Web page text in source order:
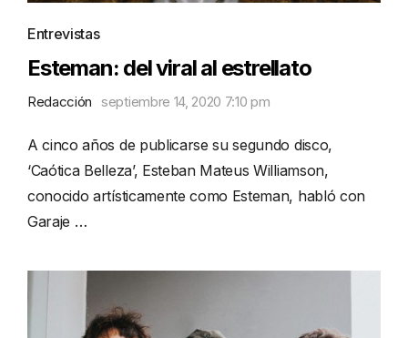
Entrevistas
Esteman: del viral al estrellato
Redacción septiembre 14, 2020 7:10 pm
A cinco años de publicarse su segundo disco,
‘Caótica Belleza’, Esteban Mateus Williamson,
conocido artísticamente como Esteman, habló con
Garaje …